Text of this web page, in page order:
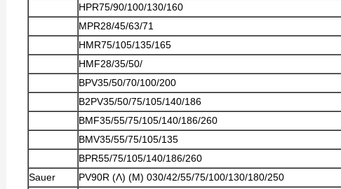
HPR75/90/100/130/160
MPR28/45/63/71
HMR75/105/135/165
HMF28/35/50/
BPV35/50/70/100/200
B2PV35/50/75/105/140/186
BMF35/55/75/105/140/186/260
BMV35/55/75/105/135
BPR55/75/105/140/186/260
Sauer
PV90R (Λ) (Μ) 030/42/55/75/100/130/180/250